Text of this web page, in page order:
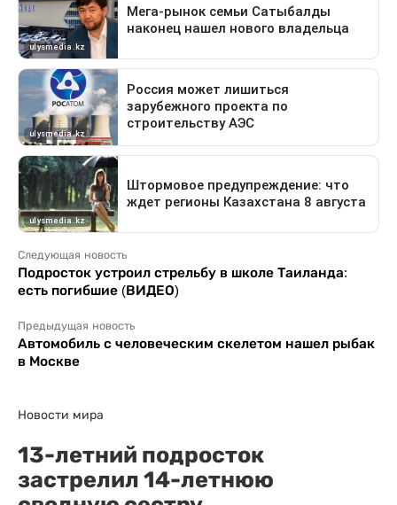
Следующая новость
Подросток устроил стрельбу в школе Таиланда:
есть погибшие (ВИДЕО)
Предыдущая новость
Автомобиль с человеческим скелетом нашел рыбак
в Москве
Новости мира
13-летний подросток
застрелил 14-летнюю